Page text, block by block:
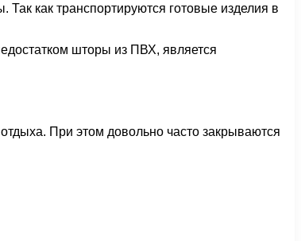
как транспортируются готовые изделия в
шторы из ПВХ, является
При этом довольно часто закрываются